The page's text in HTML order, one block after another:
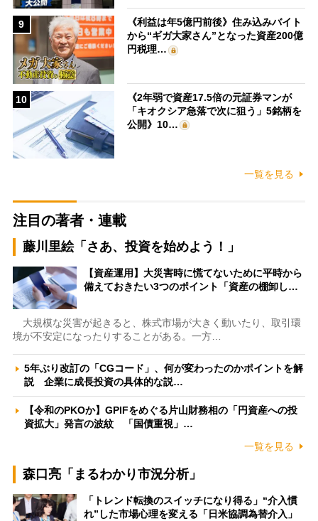
9
《利益は年5億円前後》住み込みバイト
から“ギガ大家さん”となった資産200億
円税理…
10
《2年弱で資産17.5倍の元証券マンが
「キオクシア急落で次に狙う」5銘柄を
公開》10…
一覧を見る
注目の著者・連載
藤川里絵「さあ、投資を始めよう！」
【資産運用】大災害時に慌てないために平時から
備えておきたい3つのポイント「資産の棚卸し…
大規模な災害が起きると、株式市場が大きく動いたり、取引環
境が不安定になったりすることがある。一方…
5年ぶり改訂の「CGコード」、何が変わったのかポイントを解
説 企業に成長投資の具体的な説…
【令和のPKOか】GPIFをめぐる片山財務相の「円資産への投
資拡大」発言の波紋 「国債重視」…
一覧を見る
森口亮「まるわかり市況分析」
「トレンド転換のスイッチになり得る」“介入慣
れ”した市場心理を変える「日米協調為替介入」